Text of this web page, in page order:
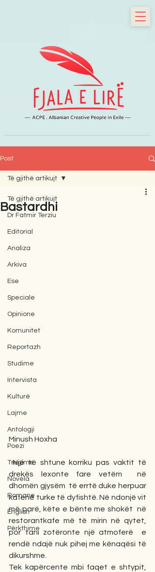
Post
Të gjithë artikujt
Dr Fatmir Terziu
Editorial
Analiza
Arkiva
Ese
Speciale
Opinione
Komunitet
Reportazh
Studime
Intervista
Kulturë
Lajme
Antologji
Poezi
Tregime
Novela
Romane
English
Përkthime
Të gjithë artikujt
Bastardhi
Minush Hoxha
Një të shtune korriku pas vaktit të
drekës lexonte fare vetëm  në
dhomën gjysëm  të errtë duke herpuar
kafenë turke të dyfishtë. Në ndonjë vit
më parë, këte e bënte me shokët  në
restorantkafe më të mirin në qytet,
por tani zotëronte një atmoferë  e
rendë ndajë nuk pihej me kënaqësi të
dikurshme.
Tek kapërcente mbi faqet e shtypit,